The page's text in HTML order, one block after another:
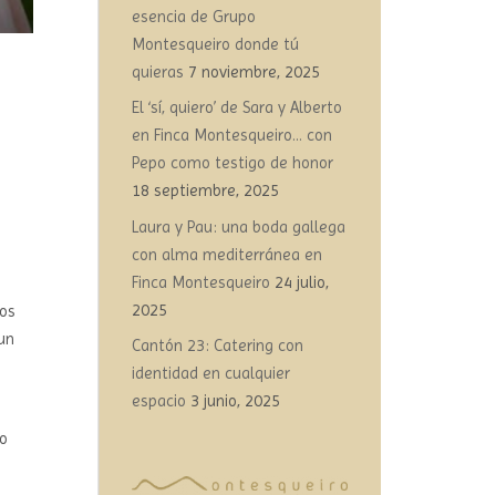
esencia de Grupo
Montesqueiro donde tú
quieras 7 noviembre, 2025
El ‘sí, quiero’ de Sara y Alberto
en Finca Montesqueiro… con
Pepo como testigo de honor
18 septiembre, 2025
Laura y Pau: una boda gallega
con alma mediterránea en
Finca Montesqueiro 24 julio,
2025
Cantón 23: Catering con
identidad en cualquier
espacio 3 junio, 2025